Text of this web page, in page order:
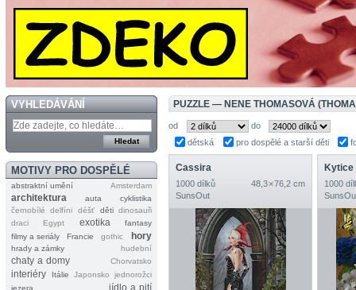
VYHLEDÁVÁNÍ
MOTIVY PRO DOSPĚLÉ
abstraktní umění Amsterdam
architektura auta
cyklistika
černobílé
delfíni déšť děti dinosauři
draci
Egypt exotika
fantasy
filmy a seriály
Francie gothic hory
hrady a zámky hudební
chaty a domy Chorvatsko
interiéry Itálie Japonsko
jednorožci
jezera
jídlo a pití
PUZZLE — NENE THOMASOVÁ
od
do
dětská
pro dospělé a starší děti
Cassira
1000 dílků
48,3 × 76,2 cm
SunsOut
Kytice
1000